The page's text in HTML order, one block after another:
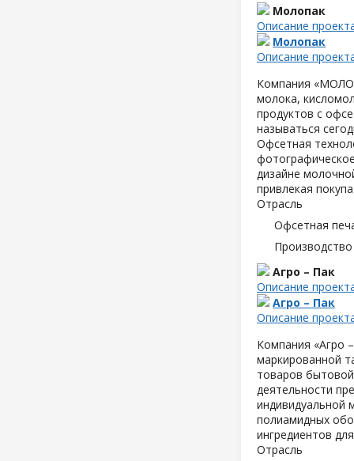
Молопак
Описание
Молопак
Описание
Компания
молока,
продуктов с
называться
Офсетная
дизайне
привлекая
Отрасль
Офсетная
Агро – Пак
Описание
Агро – Пак
Описание
Компания «Агро
маркированной
товаров
деятельности
индивидуальной
полиамидных
ингредиентов
Отрасль